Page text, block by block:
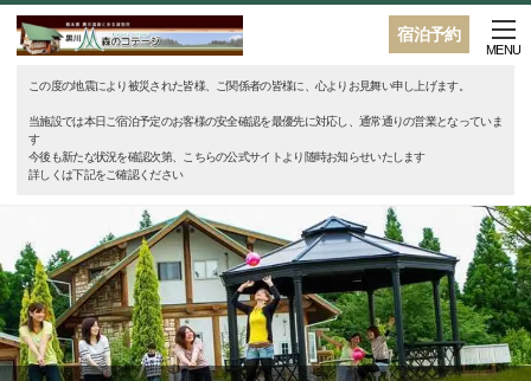
宿泊予約
MENU
この度の地震により被災された皆様、ご関係者の皆様に、心よりお見舞い申し上げます。
当施設では本日ご宿泊予定のお客様の安全確認を最優先に対応し、通常通りの営業となっていま
す
今後も新たな状況を確認次第、こちらの公式サイトより随時お知らせいたします
詳しくは下記をご確認ください